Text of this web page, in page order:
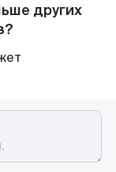
других